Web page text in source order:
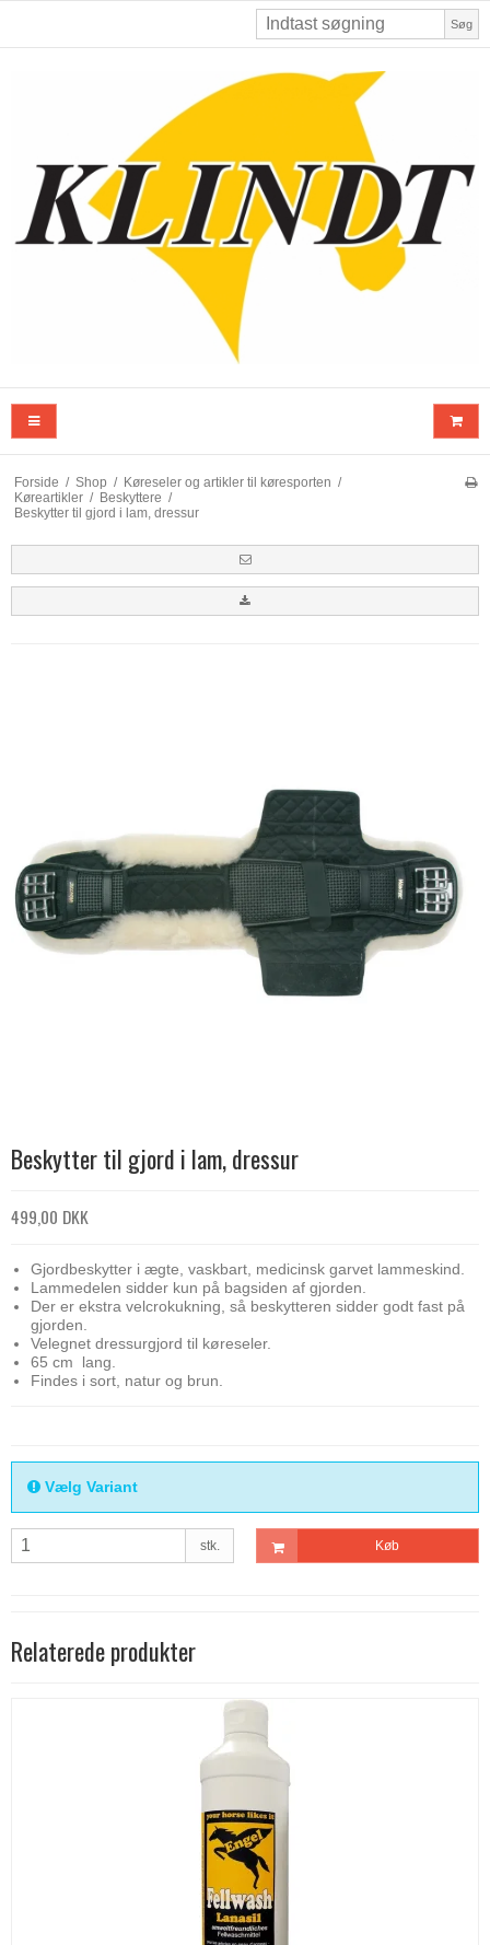
Søg
Forside / Shop / Køreseler og artikler til køresporten /
Køreartikler / Beskyttere /
Beskytter til gjord i lam, dressur
Beskytter til gjord i lam, dressur
499,00 DKK
Gjordbeskytter i ægte, vaskbart, medicinsk garvet lammeskind.
Lammedelen sidder kun på bagsiden af gjorden.
Der er ekstra velcrokukning, så beskytteren sidder godt fast på
gjorden.
Velegnet dressurgjord til køreseler.
65 cm lang.
Findes i sort, natur og brun.
Vælg Variant
stk. Køb
Relaterede produkter